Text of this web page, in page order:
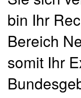
bin Ihr
Bereich
somit Ihr